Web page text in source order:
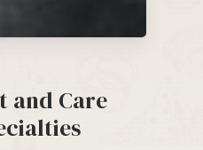
and Care